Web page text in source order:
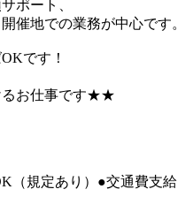
ポート、
催地での業務が中心です。
です！
るお仕事です★★
（規定あり）●交通費支給